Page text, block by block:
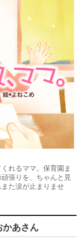
れるママ。保育園ま
張りを、ちゃんと見
た涙が止まりませ
かあさん